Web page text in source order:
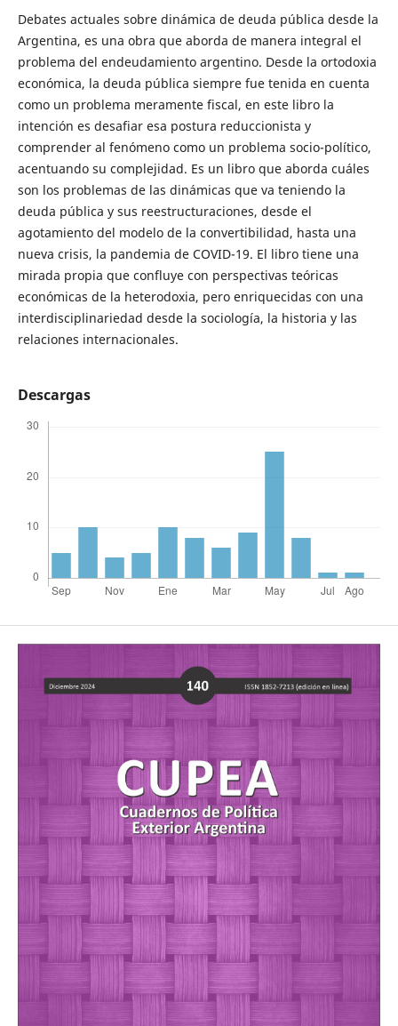
Debates actuales sobre dinámica de deuda pública desde la
Argentina, es una obra que aborda de manera integral el
problema del endeudamiento argentino. Desde la ortodoxia
económica, la deuda pública siempre fue tenida en cuenta
como un problema meramente fiscal, en este libro la
intención es desafiar esa postura reduccionista y
comprender al fenómeno como un problema socio-político,
acentuando su complejidad. Es un libro que aborda cuáles
son los problemas de las dinámicas que va teniendo la
deuda pública y sus reestructuraciones, desde el
agotamiento del modelo de la convertibilidad, hasta una
nueva crisis, la pandemia de COVID-19. El libro tiene una
mirada propia que confluye con perspectivas teóricas
económicas de la heterodoxia, pero enriquecidas con una
interdisciplinariedad desde la sociología, la historia y las
relaciones internacionales.
Descargas